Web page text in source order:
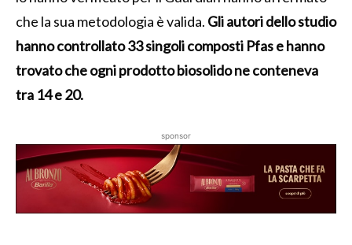
che la sua metodologia è valida. Gli autori dello studio
hanno controllato 33 singoli composti Pfas e hanno
trovato che ogni prodotto biosolido ne conteneva
tra 14 e 20.
sponsor